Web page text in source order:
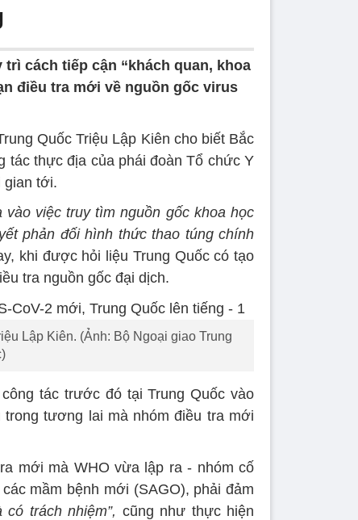
trì cách tiếp cận “khách quan, khoa
điều tra mới về nguồn gốc virus
Quốc Triệu Lập Kiên cho biết Bắc
tác thực địa của phái đoàn Tổ chức Y
gian tới.
vào việc truy tìm nguồn gốc khoa học
phản đối hình thức thao túng chính
khi được hỏi liệu Trung Quốc có tạo
tra nguồn gốc đại dịch.
Lập Kiên. (Ảnh: Bộ Ngoại giao Trung
tác trước đó tại Trung Quốc vào
tương lai mà nhóm điều tra mới
mới mà WHO vừa lập ra - nhóm cố
mầm bệnh mới (SAGO), phải đảm
trách nhiệm”, cũng như thực hiện